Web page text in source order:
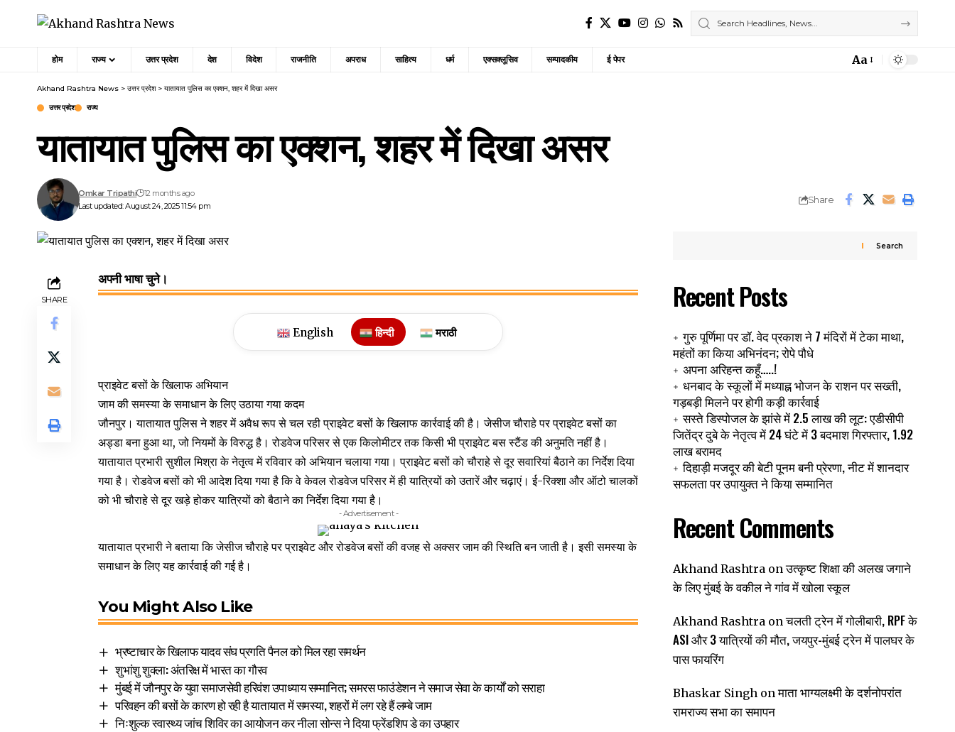
होम राज्य उत्तर प्रदेश देश विदेश राजनीति अपराध साहित्य धर्म एक्सक्लूसिव सम्पादकीय ई पेपर
Font
Aa
Akhand Rashtra News > उत्तर प्रदेश> यातायात पुलिस का एक्शन, शहर में दिखा असर
उत्तर प्रदेश राज्य
यातायात पुलिस का एक्शन, शहर में दिखा असर
Last updated: August 24, 2025 11:54 pm
Omkar Tripathi 12 months ago
Share
SHARE
अपनी भाषा चुने।
English हिन्दी मराठी
प्राइवेट बसों के खिलाफ अभियान
जाम की समस्या के समाधान के लिए उठाया गया कदम
जौनपुर। यातायात पुलिस ने शहर में अवैध रूप से चल रही प्राइवेट बसों के खिलाफ कार्रवाई की है। जेसीज चौराहे पर प्राइवेट बसों का
अड्डा बना हुआ था, जो नियमों के विरुद्ध है। रोडवेज परिसर से एक किलोमीटर तक किसी भी प्राइवेट बस स्टैंड की अनुमति नहीं है।
यातायात प्रभारी सुशील मिश्रा के नेतृत्व में रविवार को अभियान चलाया गया। प्राइवेट बसों को चौराहे से दूर सवारियां बैठाने का निर्देश दिया
गया है। रोडवेज बसों को भी आदेश दिया गया है कि वे केवल रोडवेज परिसर में ही यात्रियों को उतारें और चढ़ाएं। ई-रिक्शा और ऑटो चालकों
को भी चौराहे से दूर खड़े होकर यात्रियों को बैठाने का निर्देश दिया गया है।
- Advertisement -
यातायात प्रभारी ने बताया कि जेसीज चौराहे पर प्राइवेट और रोडवेज बसों की वजह से अक्सर जाम की स्थिति बन जाती है। इसी समस्या के
समाधान के लिए यह कार्रवाई की गई है।
You Might Also Like
भ्रष्टाचार के खिलाफ यादव संघ प्रगति पैनल को मिल रहा समर्थन
शुभांशु शुक्ला: अंतरिक्ष में भारत का गौरव
मुंबई में जौनपुर के युवा समाजसेवी हरिवंश उपाध्याय सम्मानित; समरस फाउंडेशन ने समाज सेवा के कार्यों को सराहा
परिवहन की बसों के कारण हो रही है यातायात में समस्या, शहरों में लग रहे हैं लम्बे जाम
निःशुल्क स्वास्थ्य जांच शिविर का आयोजन कर नीला सोन्स ने दिया फ्रेंडशिप डे का उपहार
Search
Recent Posts
गुरु पूर्णिमा पर डॉ. वेद प्रकाश ने 7 मंदिरों में टेका माथा,
महंतों का किया अभिनंदन; रोपे पौधे
अपना अरिहन्त कहूँ…..!
धनबाद के स्कूलों में मध्याह्न भोजन के राशन पर सख्ती,
गड़बड़ी मिलने पर होगी कड़ी कार्रवाई
सस्ते डिस्पोजल के झांसे में 2.5 लाख की लूट: एडीसीपी
जितेंद्र दुबे के नेतृत्व में 24 घंटे में 3 बदमाश गिरफ्तार, 1.92
लाख बरामद
दिहाड़ी मजदूर की बेटी पूनम बनी प्रेरणा, नीट में शानदार
सफलता पर उपायुक्त ने किया सम्मानित
Recent Comments
Akhand Rashtraonउत्कृष्ट शिक्षा की अलख जगाने
के लिए मुंबई के वकील ने गांव में खोला स्कूल
Akhand Rashtraonचलती ट्रेन में गोलीबारी, RPF के
ASI और 3 यात्रियों की मौत, जयपुर-मुंबई ट्रेन में पालघर के
पास फायरिंग
Bhaskar Singhonमाता भाग्यलक्ष्मी के दर्शनोपरांत
रामराज्य सभा का समापन